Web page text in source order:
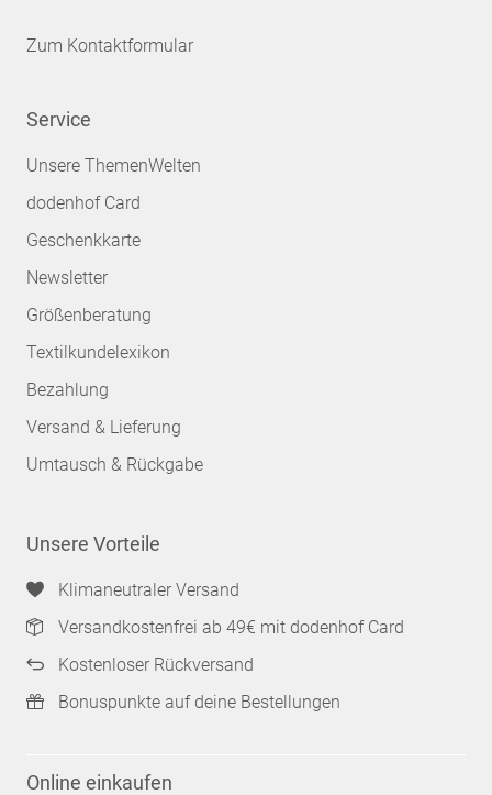
Zum Kontaktformular
Service
Unsere ThemenWelten
dodenhof Card
Geschenkkarte
Newsletter
Größenberatung
Textilkundelexikon
Bezahlung
Versand & Lieferung
Umtausch & Rückgabe
Unsere Vorteile
Klimaneutraler Versand
Versandkostenfrei ab 49€ mit dodenhof Card
Kostenloser Rückversand
Bonuspunkte auf deine Bestellungen
Online einkaufen